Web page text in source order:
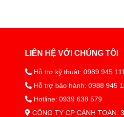
LIÊN HỆ VỚI CHÚNG TÔI
Hỗ trợ kỹ thuật: 0989 945
Hỗ trợ bảo hành: 0988 945
Hotline: 0939 638 579
CÔNG TY CP CẢNH TOÀN: